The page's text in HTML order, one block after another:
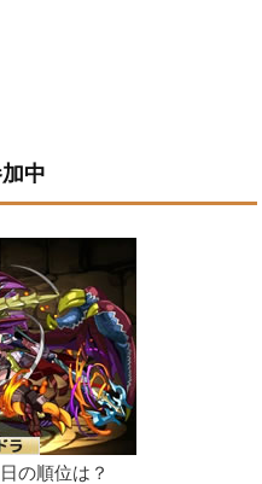
中
の順位は？